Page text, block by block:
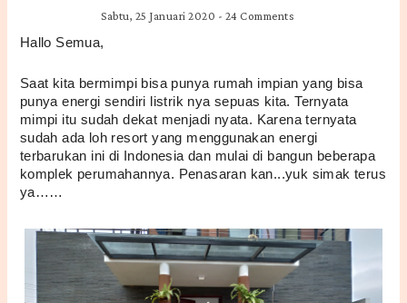
Sabtu, 25 Januari 2020 - 24 Comments
Hallo Semua,
Saat kita bermimpi bisa punya rumah impian yang bisa
punya energi sendiri listrik nya sepuas kita. Ternyata
mimpi itu sudah dekat menjadi nyata. Karena ternyata
sudah ada loh resort yang menggunakan energi
terbarukan ini di Indonesia dan mulai di bangun beberapa
komplek perumahannya. Penasaran kan...yuk simak terus
ya……